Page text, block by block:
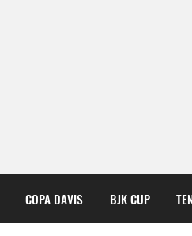
COPA DAVIS BJK CUP